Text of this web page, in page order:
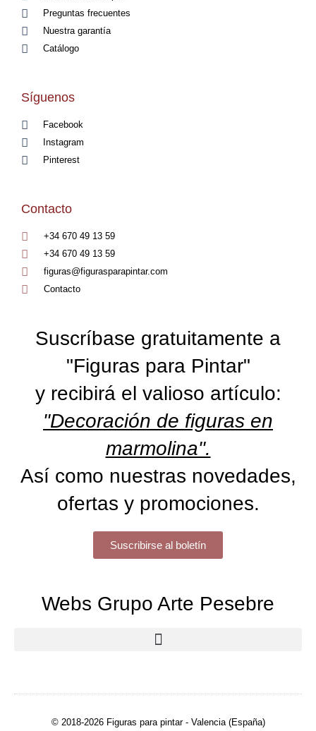
Preguntas frecuentes
Nuestra garantía
Catálogo
Síguenos
Facebook
Instagram
Pinterest
Contacto
+34 670 49 13 59
+34 670 49 13 59
figuras@figurasparapintar.com
Contacto
Suscríbase gratuitamente a
"Figuras para Pintar"
y recibirá el valioso artículo:
"Decoración de figuras en
marmolina".
Así como nuestras novedades,
ofertas y promociones.
Suscribirse al boletín
Webs Grupo Arte Pesebre
© 2018-2026 Figuras para pintar - Valencia (España)